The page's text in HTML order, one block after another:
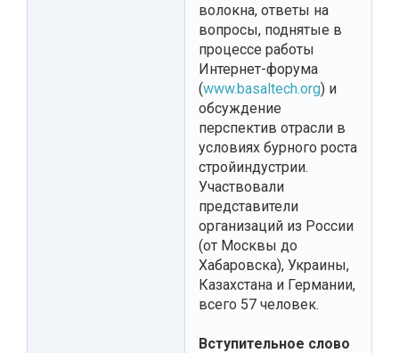
волокна, ответы на
вопросы, поднятые в
процессе работы
Интернет-форума
(www.basaltech.org) и
обсуждение
перспектив отрасли в
условиях бурного роста
стройиндустрии.
Участвовали
представители
организаций из России
(от Москвы до
Хабаровска), Украины,
Казахстана и Германии,
всего 57 человек.
Вступительное слово